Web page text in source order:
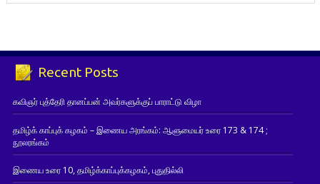
Recent Posts
கவிஞர் புத்தேரி தானப்பன் அவர்களுக்குப் பாராட்டு விழா
தமிழ்க் காப்புக் கழகம் – இணைய அரங்கம்: ஆளுமையர் உரை 173 & 174 ;
நூலரங்கம்
இணைய உரை 10, தமிழ்க்காப்புக்கழகம், புதுதில்லி